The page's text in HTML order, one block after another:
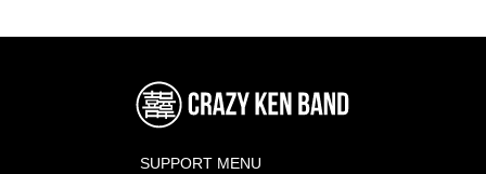
SUPPORT MENU